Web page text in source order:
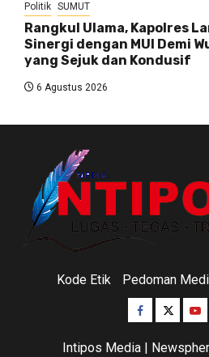
Politik SUMUT
Rangkul Ulama, Kapolres
Sinergi dengan MUI Demi
yang Sejuk dan Kondusif
6 Agustus 2026
Kode Etik Pedoman
Facebook
Twitter
Intipos Media